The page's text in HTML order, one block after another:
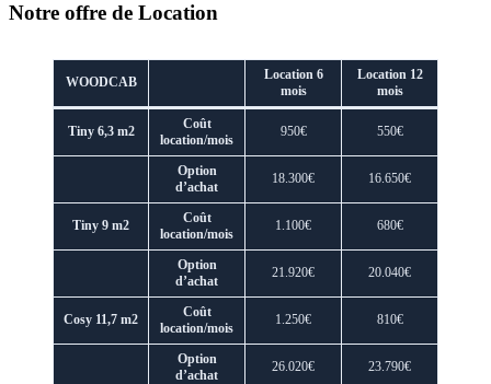
Notre offre de Location
WOODCAB
Location 6
mois
Location 12
mois
Tiny 6,3 m2
Coût
location/mois
950€ 550€
Option
d’achat
18.300€ 16.650€
Tiny 9 m2
Coût
location/mois
1.100€ 680€
Option
d’achat
21.920€ 20.040€
Cosy 11,7 m2
Coût
location/mois
1.250€ 810€
Option
d’achat
26.020€ 23.790€